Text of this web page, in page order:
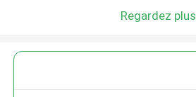
Regardez plus